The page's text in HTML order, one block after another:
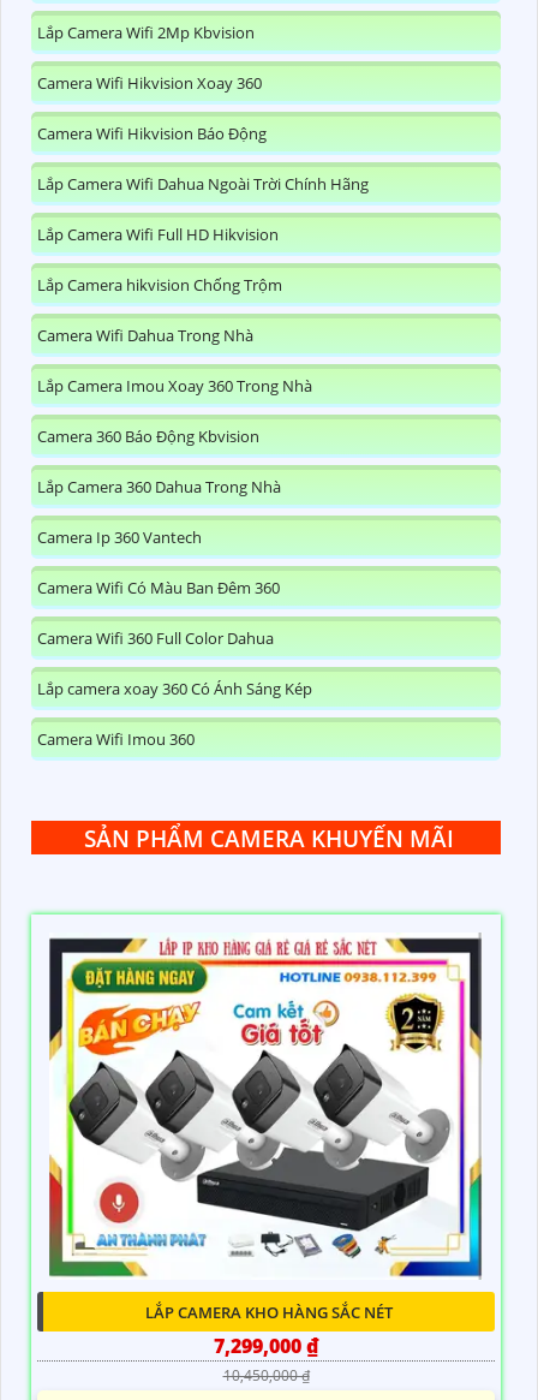
Lắp Camera Wifi 2Mp Kbvision
Camera Wifi Hikvision Xoay 360
Camera Wifi Hikvision Báo Động
Lắp Camera Wifi Dahua Ngoài Trời Chính Hãng
Lắp Camera Wifi Full HD Hikvision
Lắp Camera hikvision Chống Trộm
Camera Wifi Dahua Trong Nhà
Lắp Camera Imou Xoay 360 Trong Nhà
Camera 360 Báo Động Kbvision
Lắp Camera 360 Dahua Trong Nhà
Camera Ip 360 Vantech
Camera Wifi Có Màu Ban Đêm 360
Camera Wifi 360 Full Color Dahua
Lắp camera xoay 360 Có Ánh Sáng Kép
Camera Wifi Imou 360
SẢN PHẨM CAMERA KHUYẾN MÃI
LẮP CAMERA KHO HÀNG SẮC NÉT
7,299,000 ₫
10,450,000 ₫